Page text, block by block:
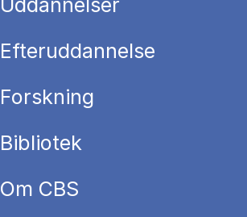
Uddannelser
Efteruddannelse
Forskning
Bibliotek
Om CBS